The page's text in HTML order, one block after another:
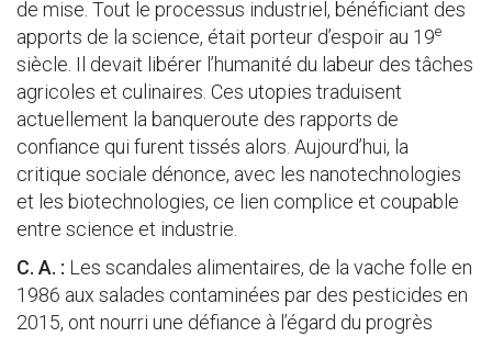
de mise. Tout le processus industriel, bénéficiant des
apports de la science, était porteur d’espoir au 19e
siècle. Il devait libérer l’humanité du labeur des tâches
agricoles et culinaires. Ces utopies traduisent
actuellement la banqueroute des rapports de
confiance qui furent tissés alors. Aujourd’hui, la
critique sociale dénonce, avec les nanotechnologies
et les biotechnologies, ce lien complice et coupable
entre science et industrie.
C. A. : Les scandales alimentaires, de la vache folle en
1986 aux salades contaminées par des pesticides en
2015, ont nourri une défiance à l’égard du progrès